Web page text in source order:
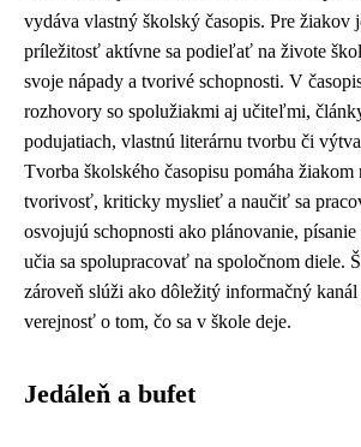
vydáva vlastný školský časopis. Pre žiakov
príležitosť aktívne sa podieľať na živote
svoje nápady a tvorivé schopnosti. V
rozhovory so spolužiakmi aj učiteľmi,
podujatiach, vlastnú literárnu tvorbu či
Tvorba školského časopisu pomáha
tvorivosť, kriticky myslieť a naučiť sa
osvojujú schopnosti ako plánovanie,
učia sa spolupracovať na spoločnom diele.
zároveň slúži ako dôležitý informačný
verejnosť o tom, čo sa v škole deje.
Jedáleň a bufet